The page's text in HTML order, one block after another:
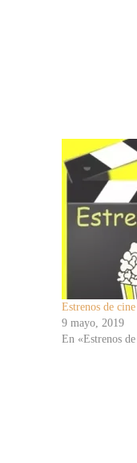
Estrenos de
9 mayo, 2019
En «Estrenos